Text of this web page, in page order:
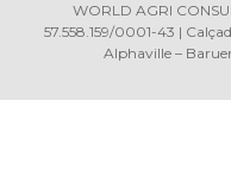
WORLD AGRI
57.558.159/0001-43 |
Alphaville –